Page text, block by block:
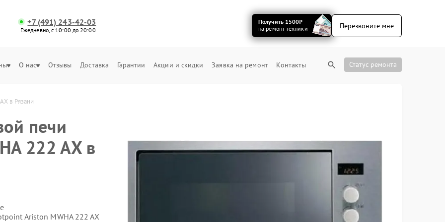
+7 (491) 243-42-03
Ежедневно, с 10:00 до 20:00
Получить 1500₽
на ремонт техники
Перезвоните мне
О нас Отзывы Доставка Гарантии Акции и скидки Заявка на ремонт Контакты Статус ремонта
в Рязани
печи
222 AX в
Ariston MWHA 222 AX